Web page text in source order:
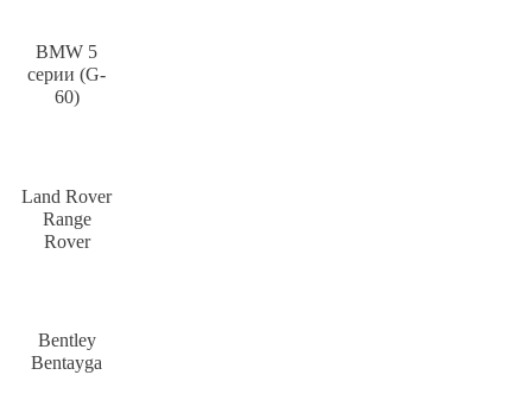
BMW 5
серии (G-
60)
Land Rover
Range
Rover
Bentley
Bentayga